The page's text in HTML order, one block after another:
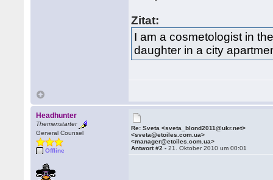
Zitat:
I am a cosmetologist in
daughter in a city
Headhunter
Themenstarter
General Counsel
Offline
Re: Sveta <sveta_blond2011@ukr.net>
<sveta@etoiles.com.ua>
<manager@etoiles.com.ua>
Antwort #2 -21. Oktober 2010 um 00:01